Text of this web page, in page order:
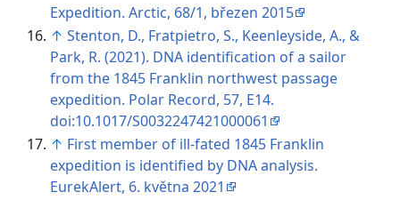
Expedition. Arctic, 68/1, březen 2015
↑ Stenton, D., Fratpietro, S., Keenleyside, A., &
Park, R. (2021). DNA identification of a sailor
from the 1845 Franklin northwest passage
expedition. Polar Record, 57, E14.
doi:10.1017/S0032247421000061
↑ First member of ill-fated 1845 Franklin
expedition is identified by DNA analysis.
EurekAlert, 6. května 2021